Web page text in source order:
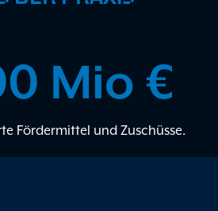
Fördermittel und Zuschüsse.
Mio €